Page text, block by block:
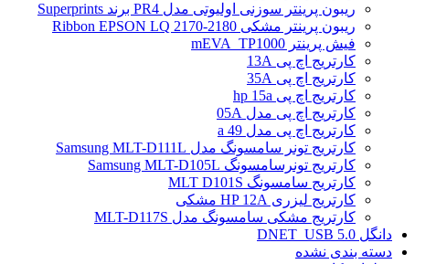
ریبون پرینتر سوزنی اولیوتی مدل PR4 برند Superprints
ریبون پرینتر مشکی Ribbon EPSON LQ 2170-2180
فیش پرینتر mEVA_TP1000
کارتریج اچ پی 13A
کارتریج اچ پی 35A
کارتریج اچ پی hp 15a
کارتریج اچ پی مدل 05A
کارتریج اچ پی مدل 49 a
کارتریج تونر سامسونگ مدل Samsung MLT-D111L
کارتریج تونرسامسونگ Samsung MLT-D105L
کارتریج سامسونگ MLT D101S
کارتریج لیزری HP 12A مشکی
کارتریج مشکی سامسونگ مدل MLT-D117S
دانگل DNET_USB 5.0
دسته بندی نشده